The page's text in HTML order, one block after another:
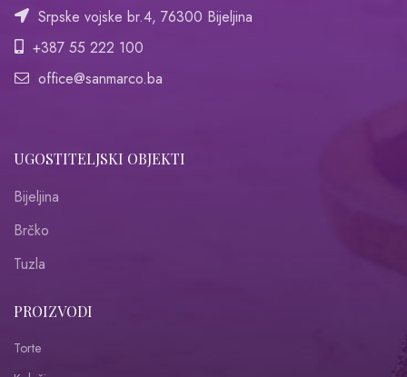
Srpske vojske br.4, 76300 Bijeljina
+387 55 222 100
office@sanmarco.ba
UGOSTITELJSKI OBJEKTI
Bijeljina
Brčko
Tuzla
PROIZVODI
Torte